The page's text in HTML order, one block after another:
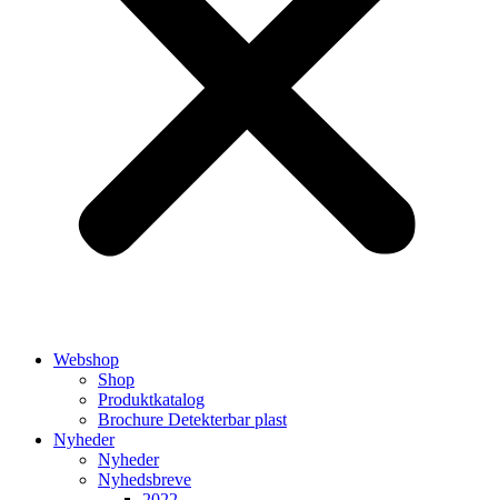
Webshop
Shop
Produktkatalog
Brochure Detekterbar plast
Nyheder
Nyheder
Nyhedsbreve